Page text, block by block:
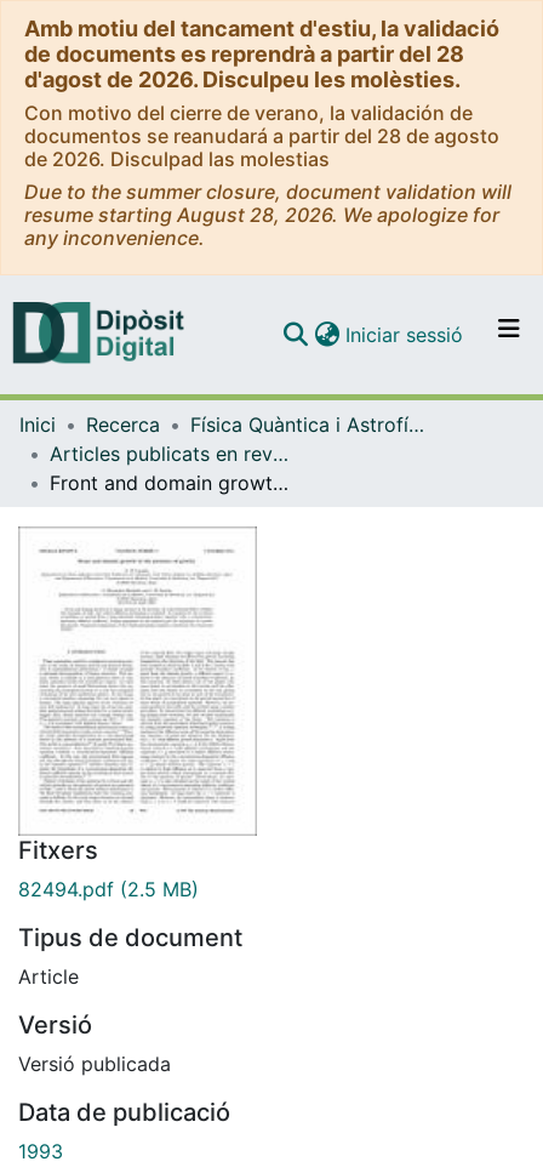
Amb motiu del tancament d'estiu, la validació
de documents es reprendrà a partir del 28
d'agost de 2026. Disculpeu les molèsties.
Con motivo del cierre de verano, la validación de
documentos se reanudará a partir del 28 de agosto
de 2026. Disculpad las molestias
Due to the summer closure, document validation will
resume starting August 28, 2026. We apologize for
any inconvenience.
Navega per tot el DD
Com publicar
Contacte
Iniciar sessió (current)
Inici Recerca
Física Quàntica i Astrofísica
Articles publicats en revistes (Física Quàntica i Astrofísica)
Front and domain growth in the presence of gravity
Fitxers
82494.pdf (2.5 MB)
Tipus de document
Article
Versió
Versió publicada
Data de publicació
1993